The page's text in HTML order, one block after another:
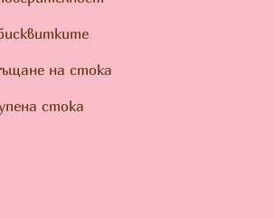
на стока
стока